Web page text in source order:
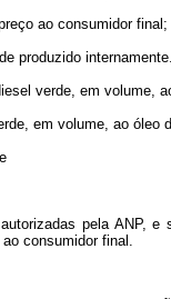
ao consumidor final;
produzido internamente.
verde, em
em volume, ao
pela ANP,
consumidor final.